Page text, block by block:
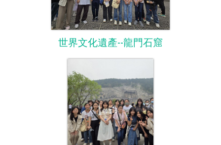
世界文化遺產--龍門石窟